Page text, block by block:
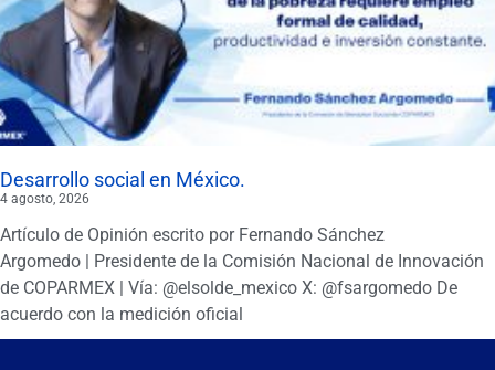
Desarrollo social en México.
4 agosto, 2026
Artículo de Opinión escrito por Fernando Sánchez
Argomedo | Presidente de la Comisión Nacional de Innovación
de COPARMEX | Vía: @elsolde_mexico X: @fsargomedo De
acuerdo con la medición oficial